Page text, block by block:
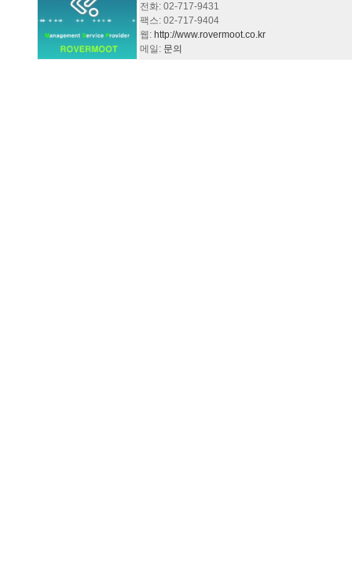
전화: 02-717-9431
팩스: 02-717-9404
웹: http://www.rovermoot.co.kr
메일: 문의